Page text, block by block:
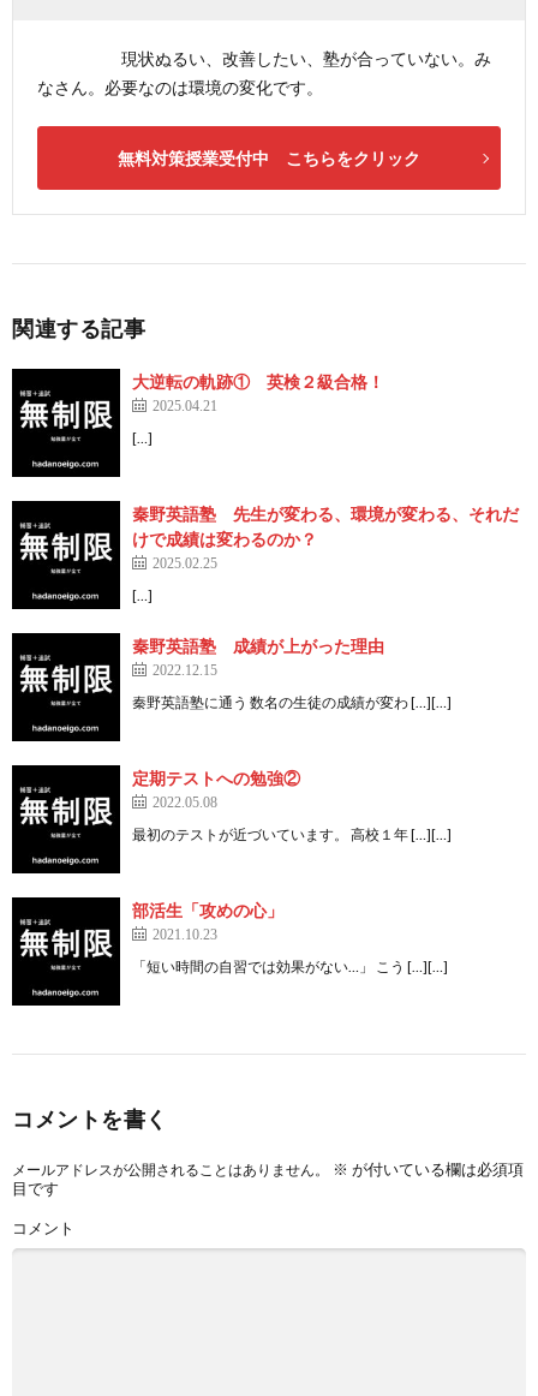
現状ぬるい、改善したい、塾が合っていない。み
なさん。必要なのは環境の変化です。
無料対策授業受付中 こちらをクリック
関連する記事
大逆転の軌跡① 英検２級合格！
2025.04.21
[…]
秦野英語塾 先生が変わる、環境が変わる、それだ
けで成績は変わるのか？
2025.02.25
[…]
秦野英語塾 成績が上がった理由
2022.12.15
秦野英語塾に通う 数名の生徒の成績が変わ […][…]
定期テストへの勉強②
2022.05.08
最初のテストが近づいています。 高校１年 […][…]
部活生「攻めの心」
2021.10.23
「短い時間の自習では効果がない…」 こう […][…]
コメントを書く
メールアドレスが公開されることはありません。 ※ が付いている欄は必須項
目です
コメント